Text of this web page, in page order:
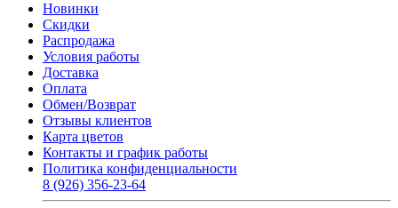
Новинки
Скидки
Распродажа
Условия работы
Доставка
Оплата
Обмен/Возврат
Отзывы клиентов
Карта цветов
Контакты и график работы
Политика конфиденциальности
8 (926) 356-23-64